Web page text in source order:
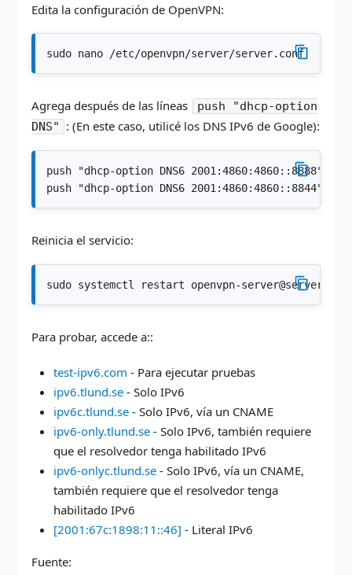
Edita la configuración de OpenVPN:
sudo nano /etc/openvpn/server/server.conf
Agrega después de las líneas
push "dhcp-option
DNS"
: (En este caso, utilicé los DNS IPv6 de Google):
push "dhcp-option DNS6 2001:4860:4860::8888"
push "dhcp-option DNS6 2001:4860:4860::8844"
Reinicia el servicio:
sudo systemctl restart openvpn-
Para probar, accede a::
test-ipv6.com - Para ejecutar pruebas
ipv6.tlund.se- Solo IPv6
ipv6c.tlund.se- Solo IPv6, vía un CNAME
ipv6-only.tlund.se- Solo IPv6, también requiere
que el resolvedor tenga habilitado IPv6
ipv6-onlyc.tlund.se- Solo IPv6, vía un CNAME,
también requiere que el resolvedor tenga
habilitado IPv6
[2001:67c:1898:11::46] - Literal IPv6
Fuente: